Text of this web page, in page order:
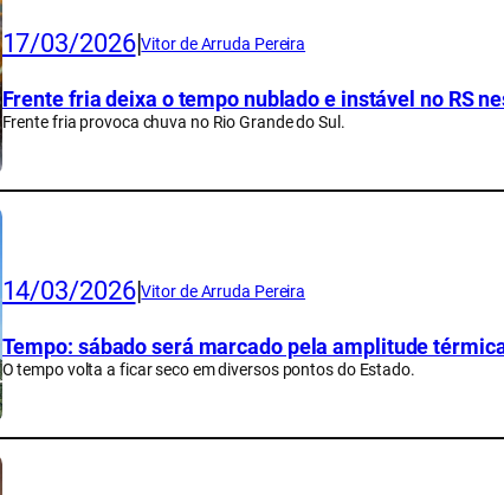
17/03/2026|Vitor de Arruda Pereira
Frente fria deixa o tempo nublado e instável no RS
Frente fria provoca chuva no Rio Grande do Sul.
14/03/2026|Vitor de Arruda Pereira
Tempo: sábado será marcado pela amplitude
O tempo volta a ficar seco em diversos pontos do Estado.